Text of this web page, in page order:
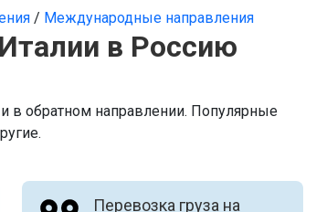
/ Международные направления
в Россию
в обратном направлении. Популярные
Перевозка груза на